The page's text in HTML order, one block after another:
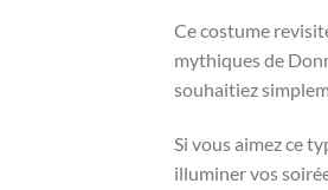
Ce costume
mythiques de
souhaitiez
Si vous aimez ce
illuminer vos